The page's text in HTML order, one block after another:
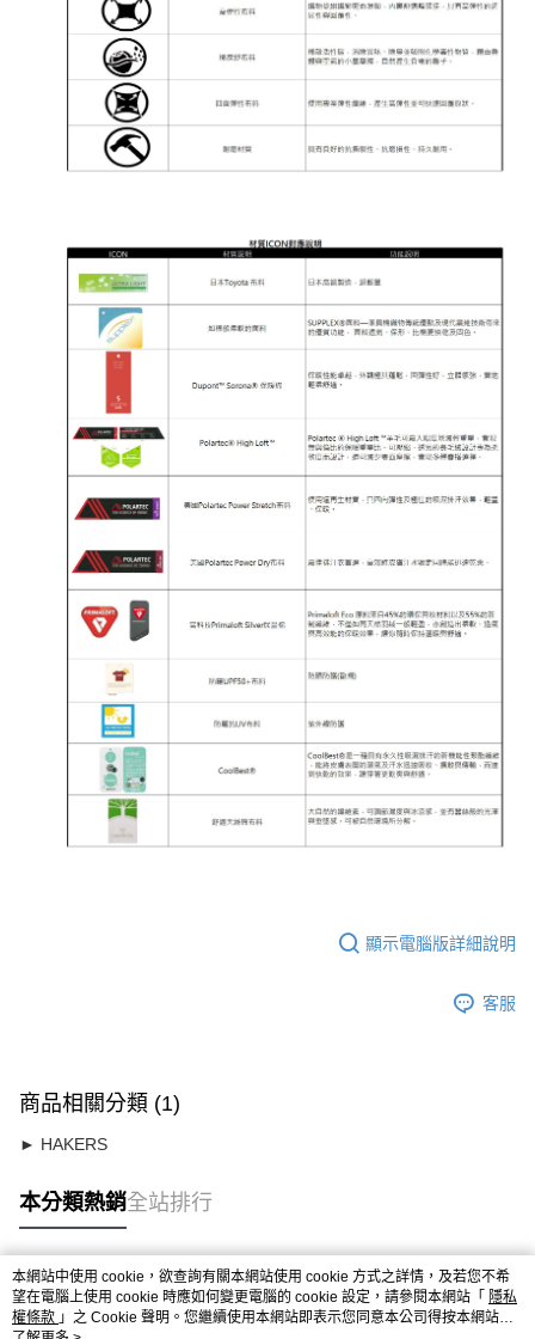
顯示電腦版詳細說明
客服
商品相關分類 (1)
► HAKERS
本分類熱銷全站排行
熱門標籤
本網站中使用 cookie，欲查詢有關本網站使用 cookie 方式之詳情，及若您不希
望在電腦上使用 cookie 時應如何變更電腦的 cookie 設定，請參閱本網站「 隱私
權條款 」之 Cookie 聲明。您繼續使用本網站即表示您同意本公司得按本網站使